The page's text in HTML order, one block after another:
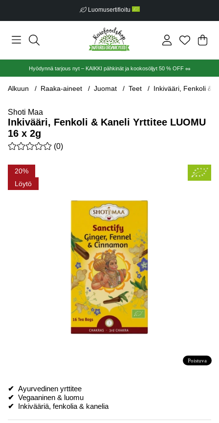
Luomusertifioitu
.
Hyödynnä tarjous nyt – KAIKKI pähkinät ja kookosöljyt 50 % OFF 🥜
Alkuun Raaka-aineet Juomat Teet Inkivääri, Fenkoli &
Shoti Maa
Inkivääri, Fenkoli & Kaneli Yrttitee LUOMU
16 x 2g
Keskiarvoluokitus 0 / 5 Arvioiden määrä 0
(0)
Poistuva
20
Löytö
Tuotekuvat Inkivääri, Fenkoli & Kaneli Yrttitee LUOMU 16 x 2g
✔ Ayurvedinen yrttitee
✔ Vegaaninen & luomu
✔ Inkivääriä, fenkolia & kanelia